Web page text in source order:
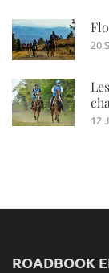
20
12
ROADBOOK